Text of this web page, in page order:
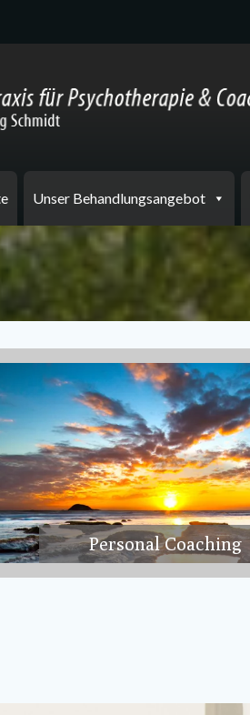
Unser Behandlungsangebot
Personal Coaching